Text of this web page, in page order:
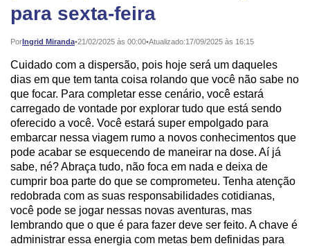
para sexta-feira
PorIngrid Miranda•
Publicado: 21/02/2025 às 00:00•Atualizado:17/09/2025 às 16:15
Cuidado com a dispersão, pois hoje será um daqueles
dias em que tem tanta coisa rolando que você não sabe no
que focar. Para completar esse cenário, você estará
carregado de vontade por explorar tudo que está sendo
oferecido a você. Você estará super empolgado para
embarcar nessa viagem rumo a novos conhecimentos que
pode acabar se esquecendo de maneirar na dose. Aí já
sabe, né? Abraça tudo, não foca em nada e deixa de
cumprir boa parte do que se comprometeu. Tenha atenção
redobrada com as suas responsabilidades cotidianas,
você pode se jogar nessas novas aventuras, mas
lembrando que o que é para fazer deve ser feito. A chave é
administrar essa energia com metas bem definidas para